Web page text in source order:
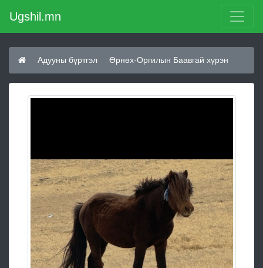
Ugshil.mn
Адууны бүртгэл Өрнөх-Оргилын Баавгай хүрэн